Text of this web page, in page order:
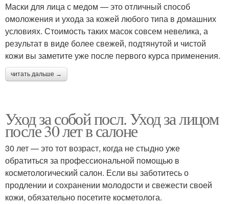
Маски для лица с медом — это отличный способ
омоложения и ухода за кожей любого типа в домашних
условиях. Стоимость таких масок совсем невелика, а
результат в виде более свежей, подтянутой и чистой
кожи вы заметите уже после первого курса применения.
читать дальше →
Уход за собой посл. Уход за лицом
после 30 лет в салоне
30 лет — это тот возраст, когда не стыдно уже
обратиться за профессиональной помощью в
косметологический салон. Если вы заботитесь о
продлении и сохранении молодости и свежести своей
кожи, обязательно посетите косметолога.